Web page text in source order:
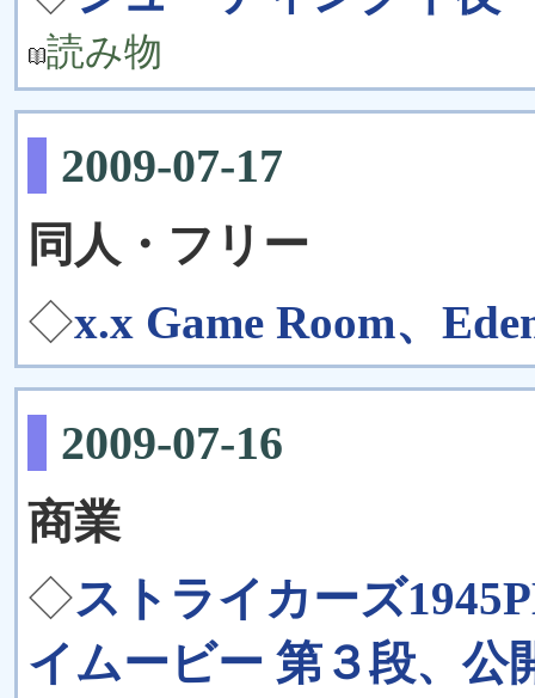
読み物
2009-07-17
同人・フリー
◇x.x Game Room、
2009-07-16
商業
◇ストライカーズ
イムービー 第３段、公